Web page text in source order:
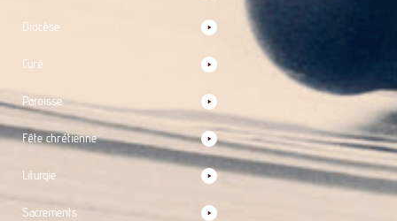
Diocèse
Curé
Paroisse
Fête chrétienne
Liturgie
Sacrements